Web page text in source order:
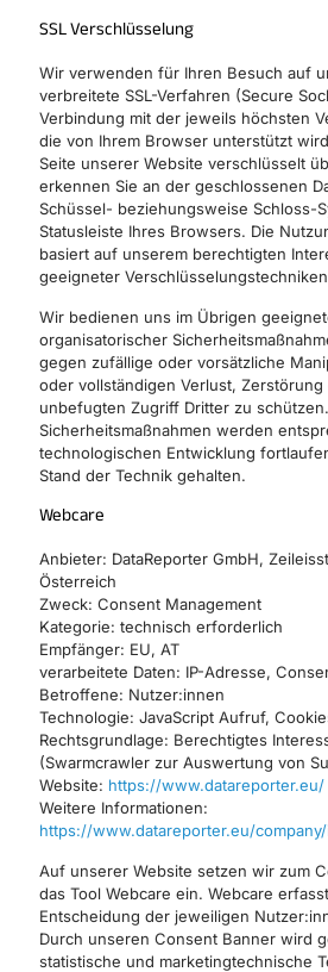
SSL Verschlüsselung
Wir verwenden für Ihren Besuch auf
verbreitete SSL-Verfahren (Secure
Verbindung mit der jeweils höchsten
die von Ihrem Browser unterstützt
Seite unserer Website verschlüsselt
erkennen Sie an der geschlossenen
Schüssel- beziehungsweise Schloss-
Statusleiste Ihres Browsers. Die
basiert auf unserem berechtigten
geeigneter
Wir bedienen uns im Übrigen
organisatorischer
gegen zufällige oder vorsätzliche
oder vollständigen Verlust,
unbefugten Zugriff Dritter zu
Sicherheitsmaßnahmen werden
technologischen Entwicklung
Stand der Technik gehalten.
Webcare
Anbieter: DataReporter GmbH,
Österreich
Zweck: Consent Management
Kategorie: technisch erforderlich
Empfänger: EU, AT
verarbeitete Daten: IP-Adresse,
Betroffene: Nutzer:innen
Technologie: JavaScript Aufruf,
Rechtsgrundlage: Berechtigtes
(Swarmcrawler zur Auswertung von
Website: https://www.datareporter.eu/
Weitere Informationen:
https://www.datareporter.eu/
Auf unserer Website setzen wir zum
das Tool Webcare ein. Webcare
Entscheidung der jeweiligen
Durch unseren Consent Banner wird
statistische und marketingtechnische